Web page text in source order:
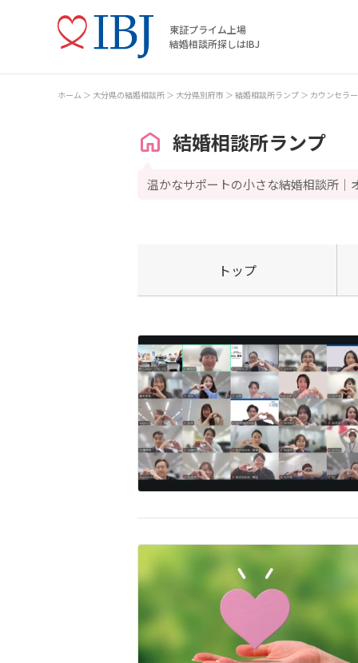
東証プライム上場
結婚相談所探しはIBJ
ホーム 大分県の結婚相談所 大分県別府市 結婚相談所ランプ カウンセラ
結婚相談所ランプ
温かなサポートの小さな結婚相談所｜
トップ